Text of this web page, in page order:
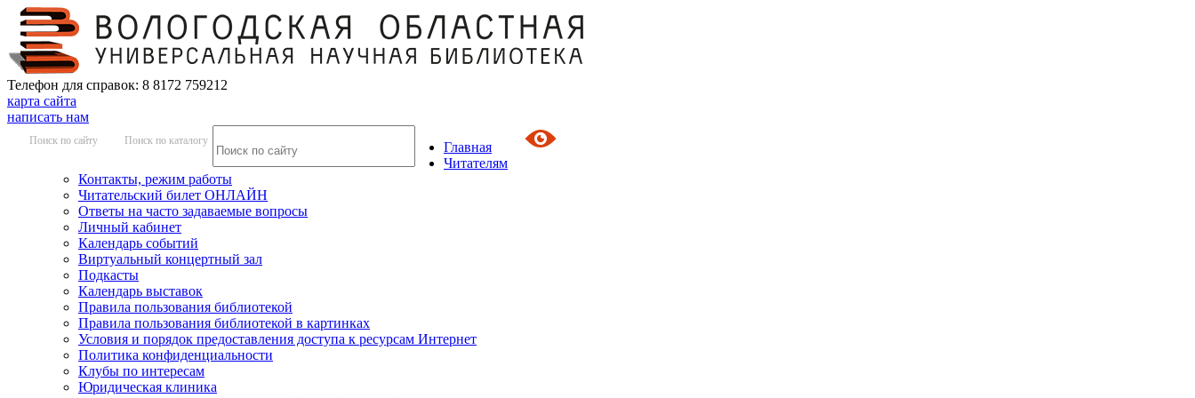
Телефон для справок: 8 8172 759212
карта сайта
написать нам
Поиск по сайту Поиск по каталогу
Главная
Читателям
Контакты, режим работы
Читательский билет ОНЛАЙН
Ответы на часто задаваемые вопросы
Личный кабинет
Календарь событий
Виртуальный концертный зал
Подкасты
Календарь выставок
Правила пользования библиотекой
Правила пользования библиотекой в картинках
Условия и порядок предоставления доступа к ресурсам Интернет
Политика конфиденциальности
Клубы по интересам
Юридическая клиника